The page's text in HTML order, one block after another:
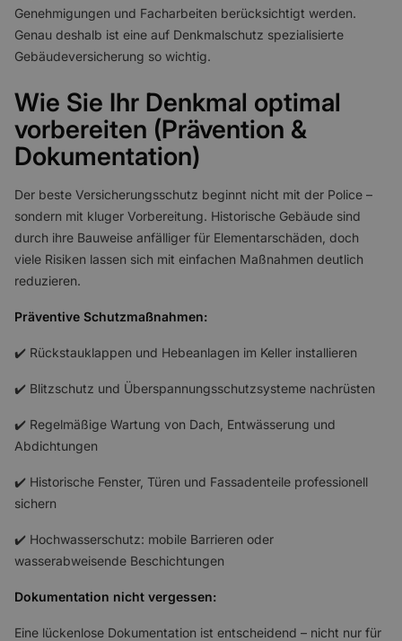
Genehmigungen und Facharbeiten berücksichtigt werden.
Genau deshalb ist eine auf Denkmalschutz spezialisierte
Gebäudeversicherung so wichtig.
Wie Sie Ihr Denkmal optimal
vorbereiten (Prävention &
Dokumentation)
Der beste Versicherungsschutz beginnt nicht mit der Police –
sondern mit kluger Vorbereitung. Historische Gebäude sind
durch ihre Bauweise anfälliger für Elementarschäden, doch
viele Risiken lassen sich mit einfachen Maßnahmen deutlich
reduzieren.
Präventive Schutzmaßnahmen:
✔️ Rückstauklappen und Hebeanlagen im Keller installieren
✔️ Blitzschutz und Überspannungsschutzsysteme nachrüsten
✔️ Regelmäßige Wartung von Dach, Entwässerung und
Abdichtungen
✔️ Historische Fenster, Türen und Fassadenteile professionell
sichern
✔️ Hochwasserschutz: mobile Barrieren oder
wasserabweisende Beschichtungen
Dokumentation nicht vergessen:
Eine lückenlose Dokumentation ist entscheidend – nicht nur für